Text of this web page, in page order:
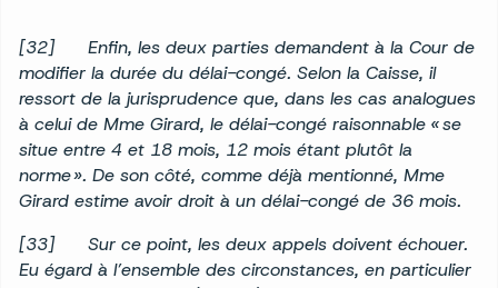
[32] Enfin, les deux parties demandent à la Cour de
modifier la durée du délai-congé. Selon la Caisse, il
ressort de la jurisprudence que, dans les cas analogues
à celui de Mme Girard, le délai-congé raisonnable « se
situe entre 4 et 18 mois, 12 mois étant plutôt la
norme ». De son côté, comme déjà mentionné, Mme
Girard estime avoir droit à un délai-congé de 36 mois.
[33] Sur ce point, les deux appels doivent échouer.
Eu égard à l’ensemble des circonstances, en particulier